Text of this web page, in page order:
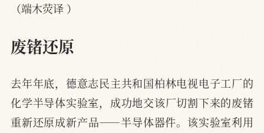
（端木荧译 ）
废锗还原
去年年底，德意志民主共和国柏林电视电子工厂的
化学半导体实验室，成功地交该厂切割下来的废锗
重新还原成新产品——半导体器件。该实验室利用